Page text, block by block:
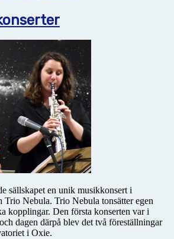
sällskapet en unik musikkonsert i
Trio Nebula. Trio Nebula tonsätter egen
kopplingar. Den första konserten var i
dagen därpå blev det två föreställningar
i Oxie.